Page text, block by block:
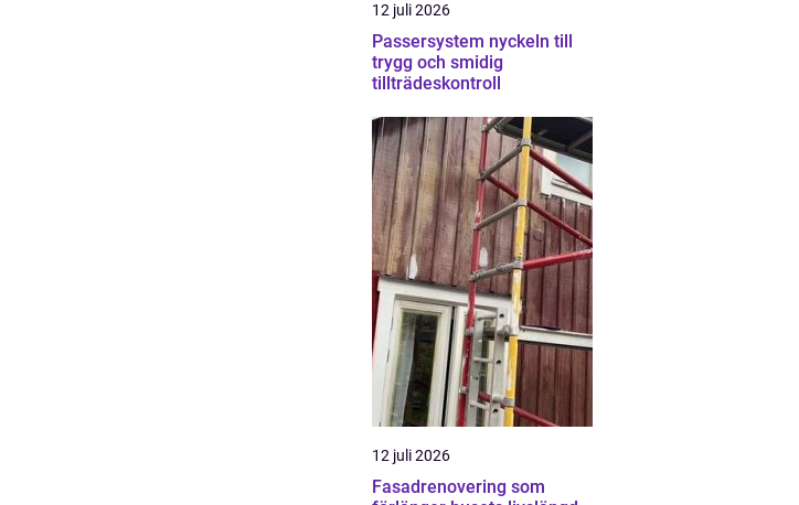
12 juli 2026
Passersystem nyckeln till
trygg och smidig
tillträdeskontroll
12 juli 2026
Fasadrenovering som